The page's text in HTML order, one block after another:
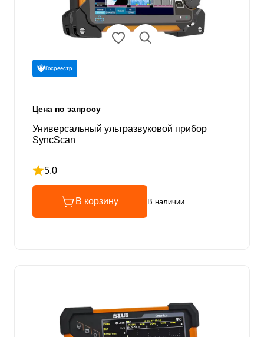
Госреестр
Цена по запросу
Универсальный ультразвуковой прибор
SyncScan
5.0
Рейтинг 5 из 5
В корзину В наличии